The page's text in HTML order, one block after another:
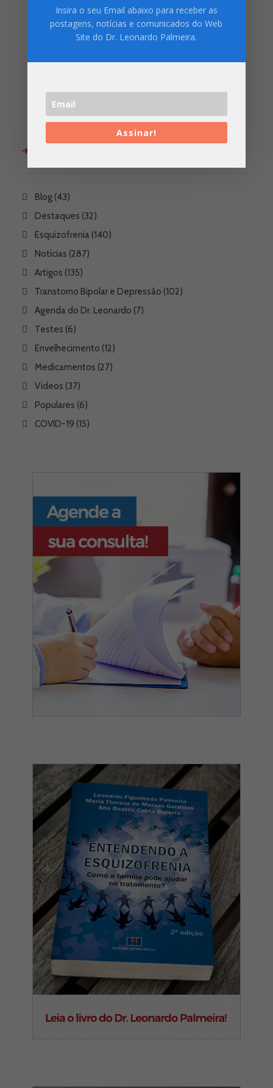
Blog (43)
Destaques (32)
Esquizofrenia (140)
Notícias (287)
Artigos (135)
Transtorno Bipolar e Depressão (102)
Agenda do Dr. Leonardo (7)
Testes (6)
Envelhecimento (12)
Medicamentos (27)
Videos (37)
Populares (6)
COVID-19 (15)
Insira o seu Email abaixo para receber as
postagens, notícias e comunicados do Web
Site do Dr. Leonardo Palmeira.
Assinar!